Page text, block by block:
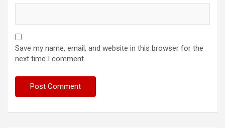
Save my name, email, and website in this browser for the
next time I comment.